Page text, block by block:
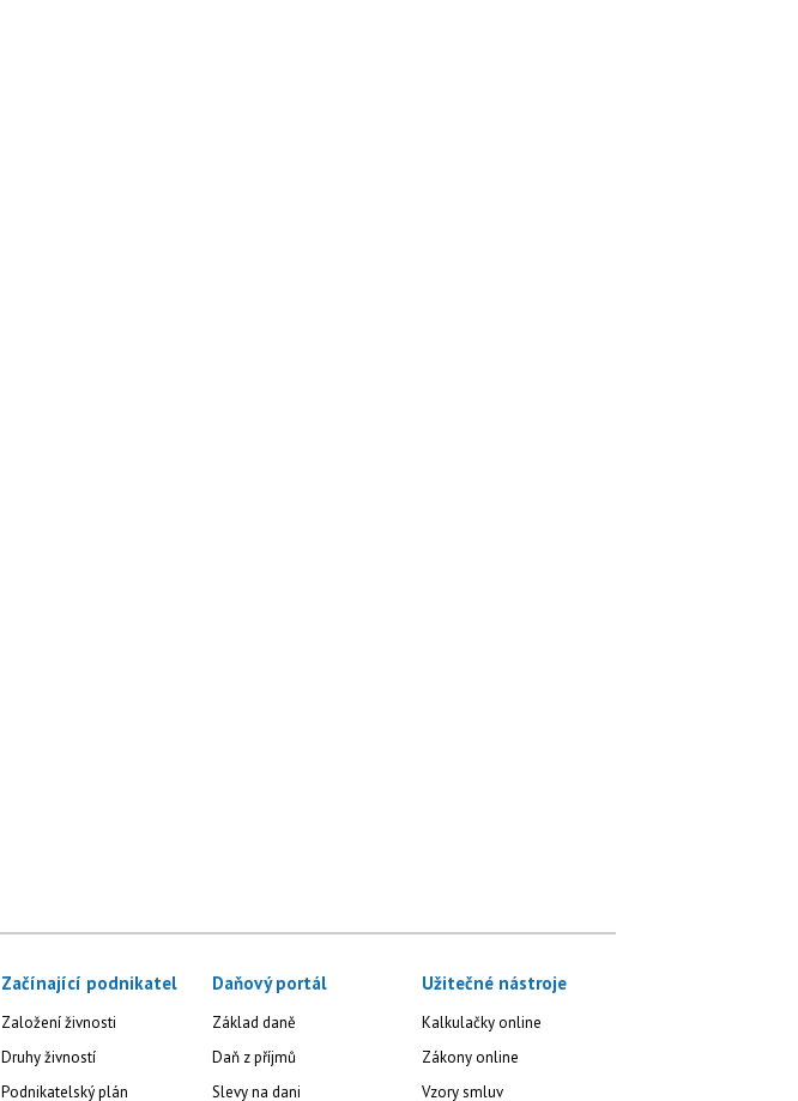
Začínající podnikatel
Založení živnosti
Druhy živností
Podnikatelský plán
Daňový portál
Základ daně
Daň z příjmů
Slevy na dani
Užitečné nástroje
Kalkulačky online
Zákony online
Vzory smluv